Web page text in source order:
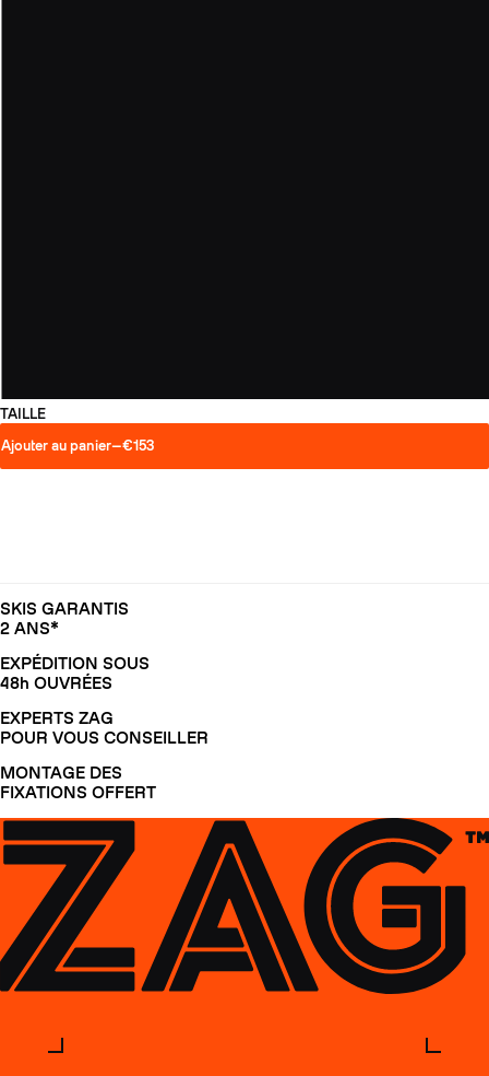
TAILLE
Ajouter au panier—€153
SKIS GARANTIS
2 ANS*
EXPÉDITION SOUS
48h OUVRÉES
EXPERTS ZAG
POUR VOUS CONSEILLER
MONTAGE DES
FIXATIONS OFFERT